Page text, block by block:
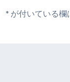
* が付いている欄